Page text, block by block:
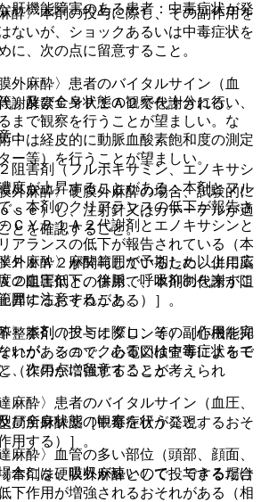
肝機能障害のある患者：中毒症状が発
謝酵素ＣＹＰ１Ａ２で代謝される。
：
阻害剤（フルボキサミン、エノキサシ
度が上昇することがある；本剤とフル
、本剤のクリアランスの低下が報告さ
ＣＹＰ１Ａ２代謝剤とエノキサシンと
アランスの低下が報告されている（本
Ｐ１Ａ２が関与しているため、併用薬
２阻害剤との併用で、本剤の代謝が阻
昇するおそれがある）］。
整脈剤（アミオダロン等）［心機能抑
れがあるので、心電図検査等によるモ
（作用が増強することが考えられ
所麻酔薬［中毒症状が発現するおそ
用する）］。
本剤を硬膜外麻酔として投与する場合
下作用が増強されるおそれがある（相
酔〉本剤の投与に際し、その副作用を
ないが、ショックあるいは中毒症状を
に、次の点に留意すること。
外麻酔〉患者のバイタルサイン（血
）及び全身状態の観察を十分に行い、
まで観察を行うことが望ましい。な
中は経皮的に動脈血酸素飽和度の測定
ー等）を行うことが望ましい。
外麻酔〉硬膜外麻酔の場合、試験的に
ｅ）し、注射針又はカテーテルが適
とを確認すること。
麻酔〉麻酔範囲が予期した以上に広
の血圧低下、徐脈、呼吸抑制を来すこ
囲に注意すること。
〉本剤の投与に際し、その副作用を完
いが、ショックあるいは中毒症状をで
、次の点に留意すること。
酔〉患者のバイタルサイン（血圧、
び全身状態の観察を行うこと。
酔〉血管の多い部位（頭部、顔面、
合には、吸収が速いので、できるだけ